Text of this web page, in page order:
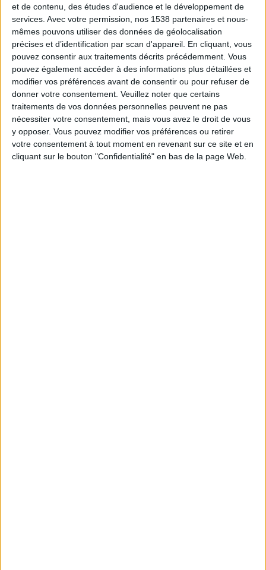
et de contenu, des études d'audience et le développement de
services. Avec votre permission, nos 1538 partenaires et nous-
mêmes pouvons utiliser des données de géolocalisation
précises et d’identification par scan d'appareil. En cliquant, vous
pouvez consentir aux traitements décrits précédemment. Vous
pouvez également accéder à des informations plus détaillées et
modifier vos préférences avant de consentir ou pour refuser de
donner votre consentement. Veuillez noter que certains
traitements de vos données personnelles peuvent ne pas
nécessiter votre consentement, mais vous avez le droit de vous
y opposer. Vous pouvez modifier vos préférences ou retirer
votre consentement à tout moment en revenant sur ce site et en
cliquant sur le bouton "Confidentialité" en bas de la page Web.
Combien de kilos souhaitez-vous perdre ?
Moins de
5 kilos
De 5 à 10
kilos
Plus de
10 kilos
Service-client & Motivation Voir tout